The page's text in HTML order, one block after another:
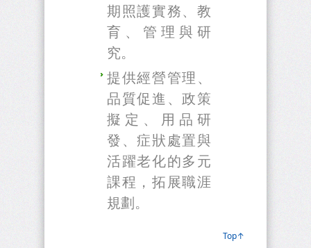
期照護實務、教
育、管理與研
究。
提供經營管理、
品質促進、政策
擬定、用品研
發、症狀處置與
活躍老化的多元
課程，拓展職涯
規劃。
Top↑